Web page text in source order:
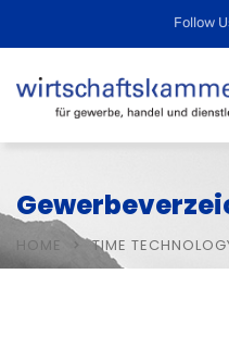
Follow
HOME TIME